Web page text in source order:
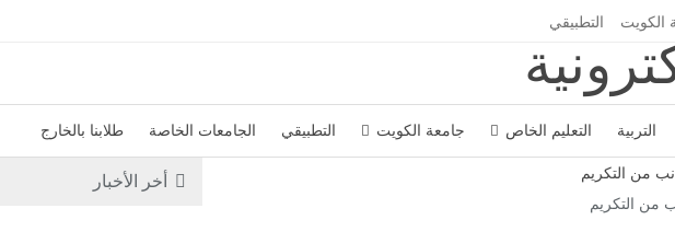
الكويت التطبيقي
التربية التعليم الخاص جامعة الكويت التطبيقي الجامعات الخاصة طلابنا بالخارج
من التكريم
أخر الأخبار